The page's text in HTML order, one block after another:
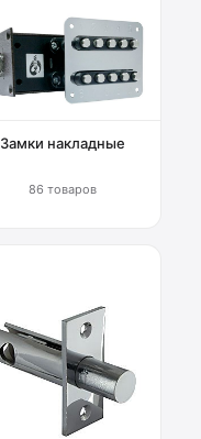
Замки накладные
86 товаров